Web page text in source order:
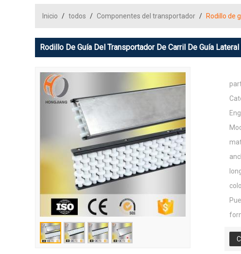
Inicio / todos / Componentes del transportador / Rodillo de
Rodillo De Guía Del Transportador De Carril De Guía